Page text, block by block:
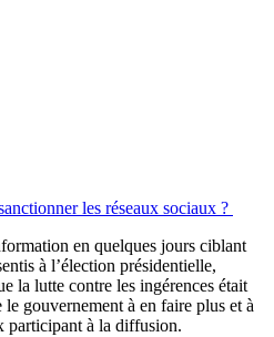
les réseaux sociaux ?
en quelques jours ciblant
à l’élection présidentielle,
la lutte contre les ingérences était
gouvernement à en faire plus et à
participant à la diffusion.